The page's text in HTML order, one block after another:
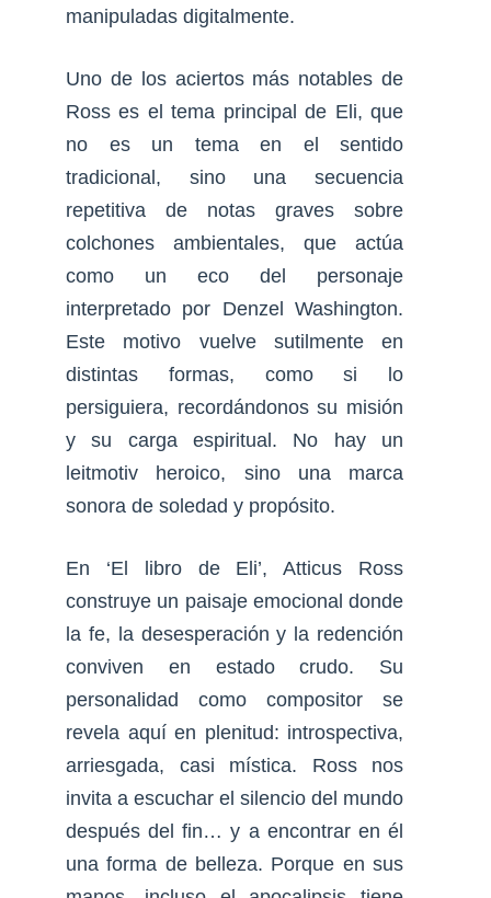
manipuladas digitalmente.
Uno de los aciertos más notables de
Ross es el tema principal de Eli, que
no es un tema en el sentido
tradicional, sino una secuencia
repetitiva de notas graves sobre
colchones ambientales, que actúa
como un eco del personaje
interpretado por Denzel Washington.
Este motivo vuelve sutilmente en
distintas formas, como si lo
persiguiera, recordándonos su misión
y su carga espiritual. No hay un
leitmotiv heroico, sino una marca
sonora de soledad y propósito.
En ‘El libro de Eli’, Atticus Ross
construye un paisaje emocional donde
la fe, la desesperación y la redención
conviven en estado crudo. Su
personalidad como compositor se
revela aquí en plenitud: introspectiva,
arriesgada, casi mística. Ross nos
invita a escuchar el silencio del mundo
después del fin… y a encontrar en él
una forma de belleza. Porque en sus